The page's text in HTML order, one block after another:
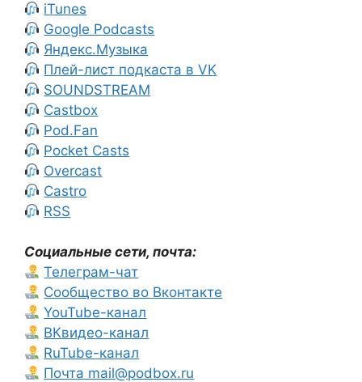
iTunes
Google Podcasts
Яндекс.Музыка
Плей-лист подкаста в VK
SOUNDSTREAM
Castbox
Pod.Fan
Pocket Casts
Overcast
Castro
RSS
Социальные сети, почта:
Телеграм-чат
Сообщество во Вконтакте
YouTube-канал
ВКвидео-канал
RuTube-канал
Почта mail@podbox.ru